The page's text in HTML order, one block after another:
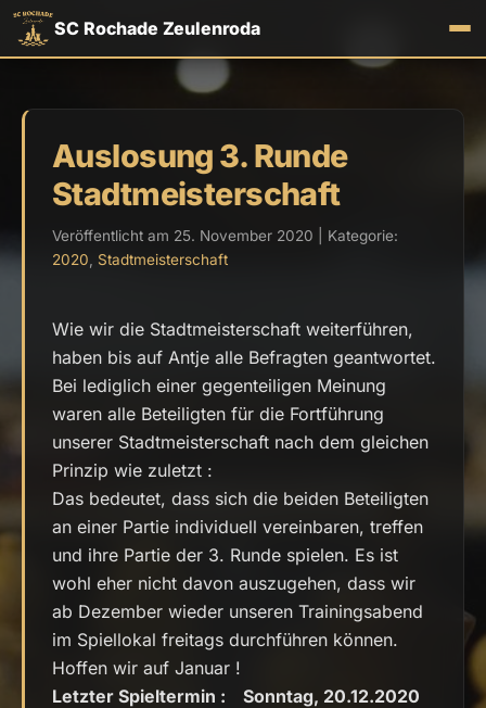
SC Rochade Zeulenroda
Auslosung 3. Runde
Stadtmeisterschaft
Veröffentlicht am 25. November 2020 | Kategorie:
2020
Stadtmeisterschaft
Wie wir die Stadtmeisterschaft weiterführen,
haben bis auf Antje alle Befragten geantwortet.
Bei lediglich einer gegenteiligen Meinung
waren alle Beteiligten für die Fortführung
unserer Stadtmeisterschaft nach dem gleichen
Prinzip wie zuletzt :
Das bedeutet, dass sich die beiden Beteiligten
an einer Partie individuell vereinbaren, treffen
und ihre Partie der 3. Runde spielen. Es ist
wohl eher nicht davon auszugehen, dass wir
ab Dezember wieder unseren Trainingsabend
im Spiellokal freitags durchführen können.
Hoffen wir auf Januar !
Letzter Spieltermin : Sonntag, 20.12.2020